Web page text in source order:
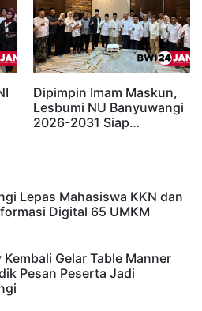
Dipimpin Imam Maskun,
Lesbumi NU Banyuwangi
2026-2031 Siap…
Lepas Mahasiswa KKN dan
Digital 65 UMKM
Gelar Table Manner
Pesan Peserta Jadi